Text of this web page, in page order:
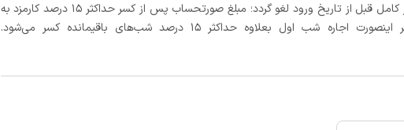
در صورتی که رزرو، حداقل 3 روز کامل قبل از تاریخ ورود لغو گردد؛ مبلغ صورتحساب پس از کسر حداکثر 15 درصد کارمزد به
اول بعلاوه حداکثر 15 درصد شب‌های باقیمانده کسر می‌شود.